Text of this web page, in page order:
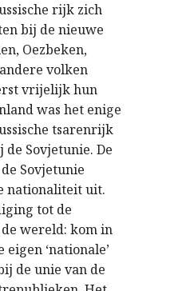
rijk zich
bij de nieuwe
Oezbeken,
volken
vrijelijk hun
was het enige
tsarenrijk
Sovjetunie. De
Sovjetunie
nationaliteit uit.
tot de
wereld: kom in
‘nationale’
de unie van de